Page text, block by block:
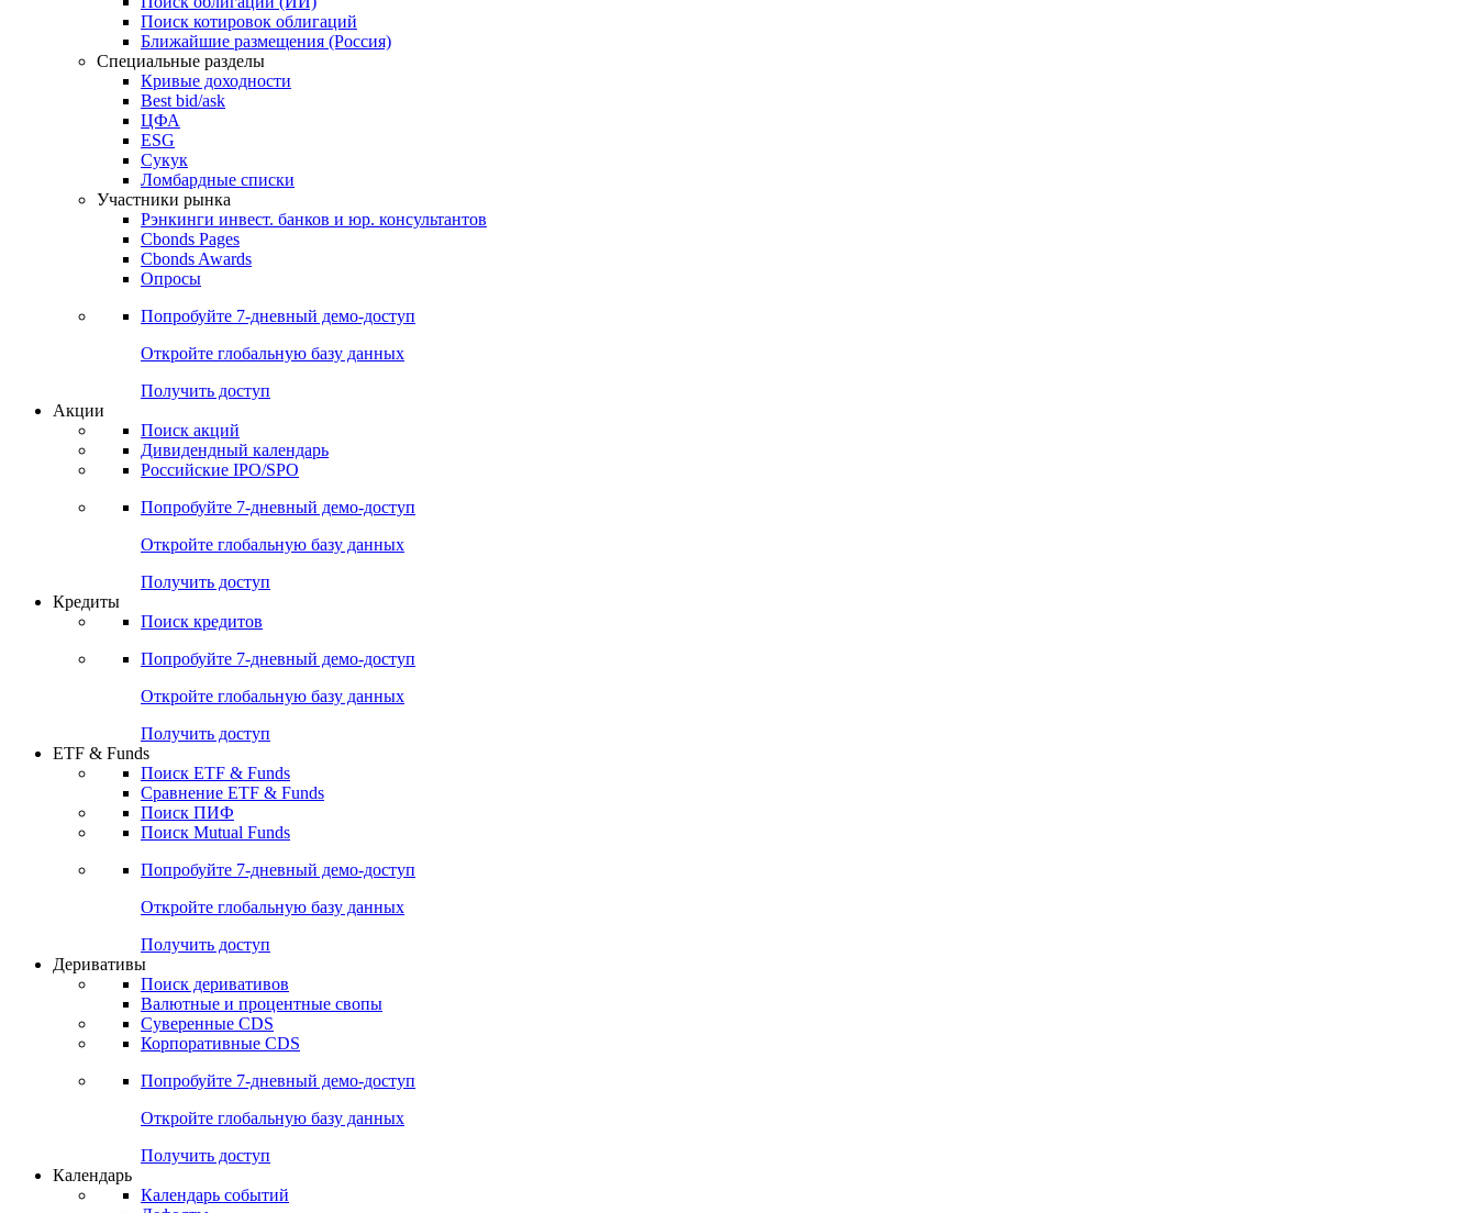
Облигации
Поиски
Поиск облигаций & Карты рынка
Поиск облигаций (ИИ)
Поиск котировок облигаций
Ближайшие размещения (Россия)
Специальные разделы
Кривые доходности
Best bid/ask
ЦФА
ESG
Сукук
Ломбардные списки
Участники рынка
Рэнкинги инвест. банков и юр. консультантов
Cbonds Pages
Cbonds Awards
Опросы
Попробуйте7-дневный
Откройте глобальную базу данных
Получить доступ
Акции
Поиск акций
Дивидендный календарь
Российские IPO/SPO
Попробуйте7-дневный
Откройте глобальную базу данных
Получить доступ
Кредиты
Поиск кредитов
Попробуйте7-дневный
Откройте глобальную базу данных
Получить доступ
ETF & Funds
Поиск ETF & Funds
Сравнение ETF & Funds
Поиск ПИФ
Поиск Mutual Funds
Попробуйте7-дневный
Откройте глобальную базу данных
Получить доступ
Деривативы
Поиск деривативов
Валютные и процентные свопы
Суверенные CDS
Корпоративные CDS
Попробуйте7-дневный
Откройте глобальную базу данных